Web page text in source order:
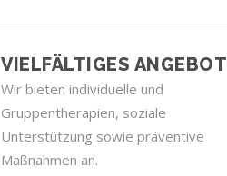
VIELFÄLTIGES ANGEBOT
Wir bieten individuelle und
Gruppentherapien, soziale
Unterstützung sowie präventive
Maßnahmen an.